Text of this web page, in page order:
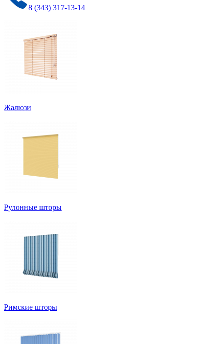
8 (343) 317-13-14
Жалюзи
Рулонные шторы
Римские шторы